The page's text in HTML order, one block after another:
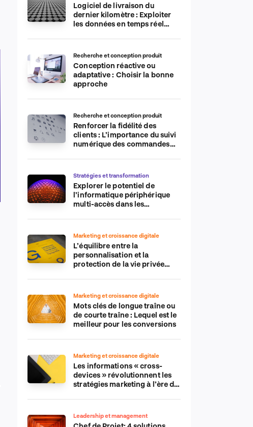
Logiciel de livraison du
dernier kilomètre : Exploiter
les données en temps réel
Recherche et conception produit
Conception réactive ou
adaptative : Choisir la bonne
approche
Recherche et conception produit
Renforcer la fidélité des
clients : L’importance du suivi
numérique des commandes
commerce électronique
Stratégies et transformation
Explorer le potentiel de
l’informatique périphérique
multi-accès dans les
Marketing et croissance digitale
L’équilibre entre la
personnalisation et la
protection de la vie privée
Marketing et croissance digitale
Mots clés de longue traîne ou
de courte traîne : Lequel est le
meilleur pour les conversions
Marketing et croissance digitale
Les informations « cross-
devices » révolutionnent les
stratégies marketing à l’ère du
Leadership et management